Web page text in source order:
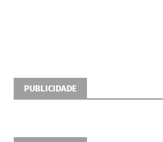
PUBLICIDADE